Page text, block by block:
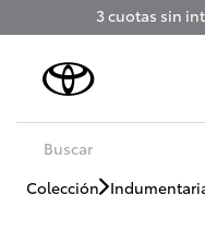
3 cuotas sin
Colección